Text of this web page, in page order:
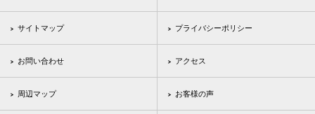
サイトマップ プライバシーポリシー
お問い合わせ アクセス
周辺マップ お客様の声